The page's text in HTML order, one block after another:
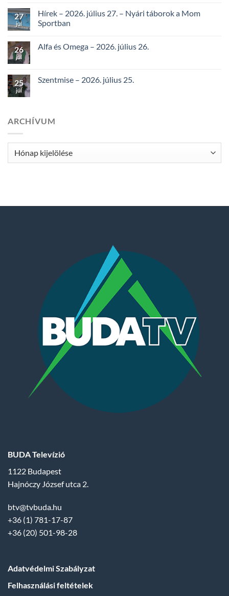
27
júl
Hírek – 2026. július 27. – Nyári táborok a Mom
Sportban
26
júl
Alfa és Omega – 2026. július 26.
25
júl
Szentmise – 2026. július 25.
ARCHÍVUM
Archívum
BUDA Televízió
1122 Budapest
Hajnóczy József utca 2.
btv@tvbuda.hu
+36 (1) 781-17-87
+36 (20) 501-98-28
Adatvédelmi Szabályzat
Felhasználási feltételek